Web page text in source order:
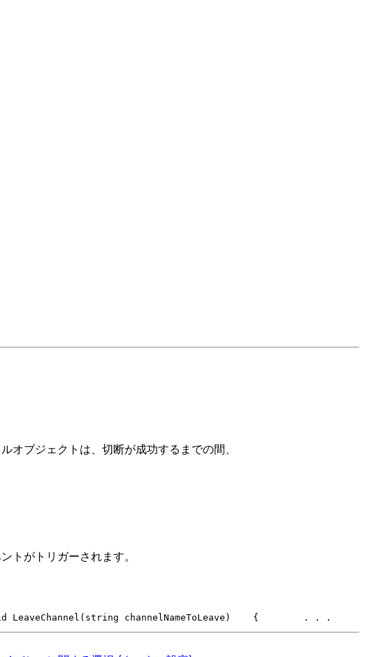
オブジェクトは、切断が成功するまでの間、
トがトリガーされます。
LeaveChannel(string channelNameToLeave)
    {
        . . .